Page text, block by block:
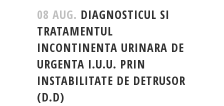
08 AUG. DIAGNOSTICUL SI
TRATAMENTUL
INCONTINENTA URINARA DE
URGENTA I.U.U. PRIN
INSTABILITATE DE DETRUSOR
(D.D)